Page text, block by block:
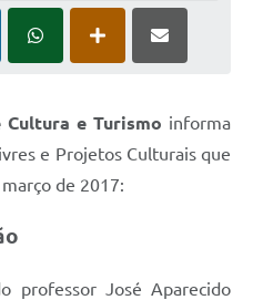
e Turismo informa
e Projetos Culturais que
de 2017:
professor José Aparecido